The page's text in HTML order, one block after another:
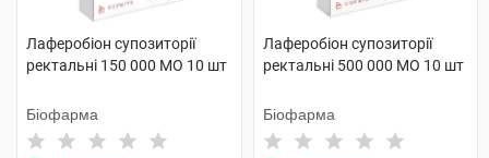
Лаферобіон супозиторії
ректальні 150 000 МО 10 шт
Біофарма
Лаферобіон супозиторії
ректальні 500 000 МО 10 шт
Біофарма